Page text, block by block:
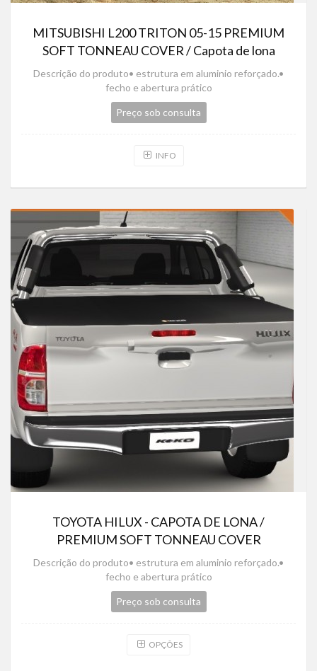
MITSUBISHI L200 TRITON 05-15 PREMIUM
SOFT TONNEAU COVER / Capota de lona
Descrição do produto• estrutura em aluminio reforçado.•
fecho e abertura prático
Preço sob consulta
INFO
TOYOTA HILUX - CAPOTA DE LONA /
PREMIUM SOFT TONNEAU COVER
Descrição do produto• estrutura em aluminio reforçado.•
fecho e abertura prático
Preço sob consulta
OPÇÕES